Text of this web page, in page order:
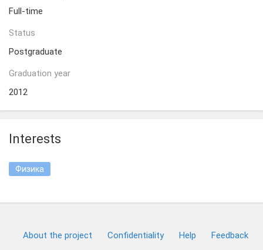
Full-time
Status
Postgraduate
Graduation year
2012
Interests
Физика
About the project Confidentiality Help Feedback